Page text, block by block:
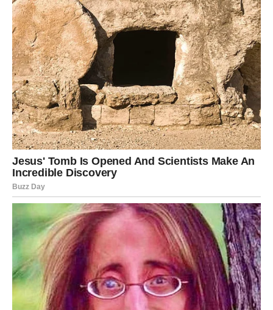
Moguća su putovanja, nove poslovne saradnje ili ljubav
na daljinu koja prerasta u nešto mnogo ozbiljnije.
Novac dolazi postepeno, ali sigurno.
Najlepša promena ipak događa se u vašem srcu.
Posle dugo vremena ponovo ćete osetiti mir.
ŠKORPIJA – VELIKO
IZNENAĐENJE MENJA SVE
Škorpije ulaze u jedan od najznačajnijih perioda ovog
Datum 7.7. mogao bi doneti vest koja će vas ostaviti bez
teksta.
Neko će dobiti poslovnu ponudu.